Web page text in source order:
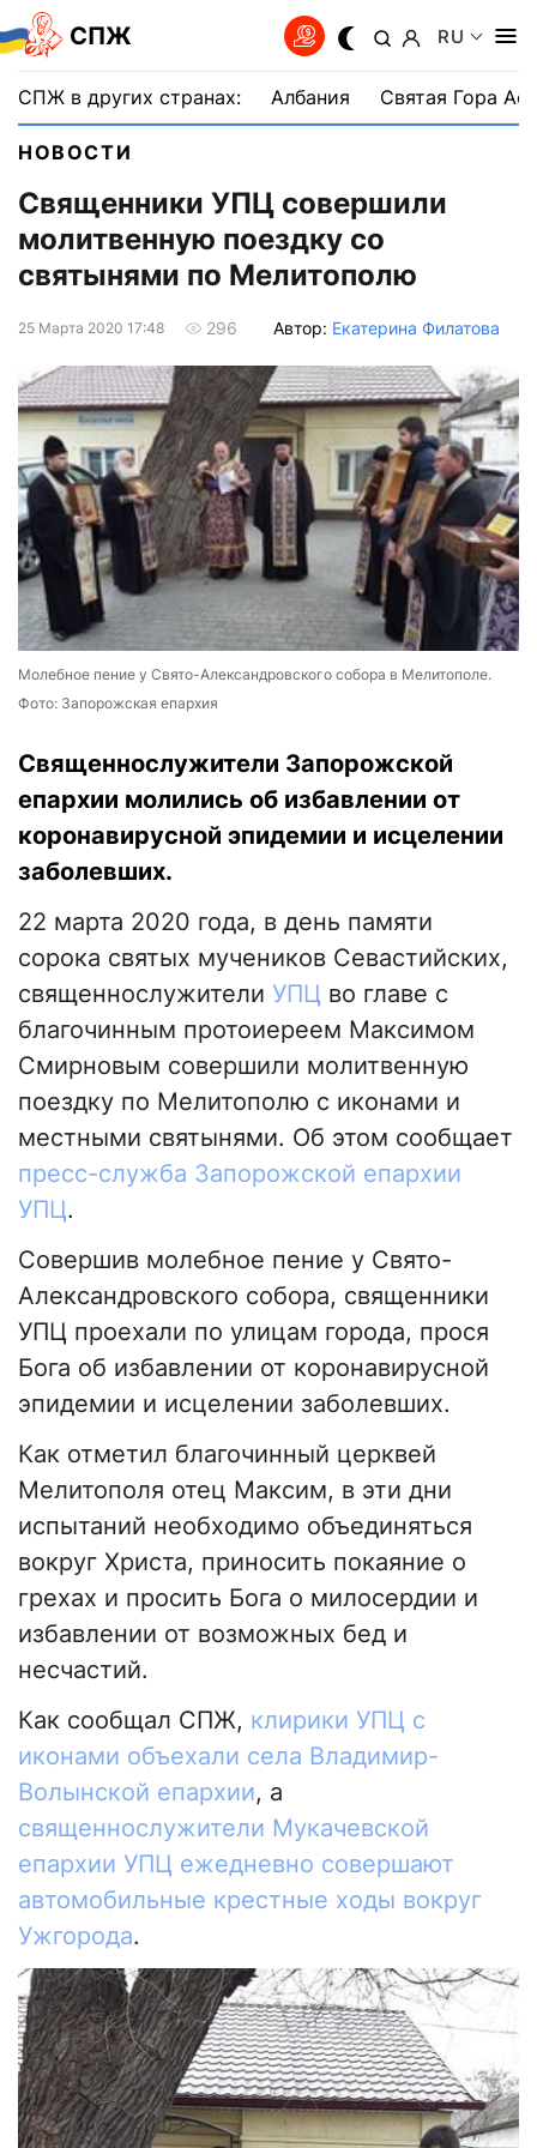
СПЖ RU
СПЖ в других странах: Албания Святая Гора
НОВОСТИ
Священники УПЦ совершили
молитвенную поездку со
святынями по Мелитополю
25 Марта 2020 17:48 296 Автор: Екатерина Филатова
Молебное пение у Свято-Александровского собора в Мелитополе.
Фото: Запорожская епархия
Священнослужители Запорожской
епархии молились об избавлении от
коронавирусной эпидемии и исцелении
заболевших.
22 марта 2020 года, в день памяти
сорока святых мучеников Севастийских,
священнослужители УПЦ во главе с
благочинным протоиереем Максимом
Смирновым совершили молитвенную
поездку по Мелитополю с иконами и
местными святынями. Об этом сообщает
пресс-служба Запорожской епархии
УПЦ.
Совершив молебное пение у Свято-
Александровского собора, священники
УПЦ проехали по улицам города, прося
Бога об избавлении от коронавирусной
эпидемии и исцелении заболевших.
Как отметил благочинный церквей
Мелитополя отец Максим, в эти дни
испытаний необходимо объединяться
вокруг Христа, приносить покаяние о
грехах и просить Бога о милосердии и
избавлении от возможных бед и
несчастий.
Как сообщал СПЖ, клирики УПЦ с
иконами объехали села Владимир-
Волынской епархии, а
священнослужители Мукачевской
епархии УПЦ ежедневно совершают
автомобильные крестные ходы вокруг
Ужгорода.